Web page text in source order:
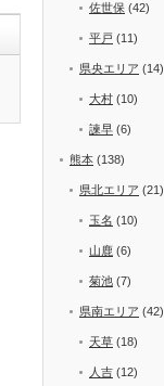
佐世保 (42)
平戸 (11)
県央エリア (14)
大村 (10)
諫早 (6)
熊本 (138)
県北エリア (21)
玉名 (10)
山鹿 (6)
菊池 (7)
県南エリア (42)
天草 (18)
人吉 (12)